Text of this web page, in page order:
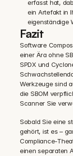
erfasst hat,
ein Artefakt in
eigenständige
Fazit
Software
einer Ära ohne
SPDX und
Werkzeuge sind
die SBOM
Scanner Sie
Sobald Sie eine
gehört, ist es –
Compliance-
einen separaten